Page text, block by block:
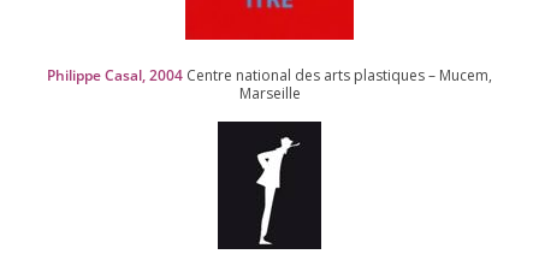
Philippe Casal,2004 Centre natio­nal des arts plas­tiques – Mucem,
Marseille